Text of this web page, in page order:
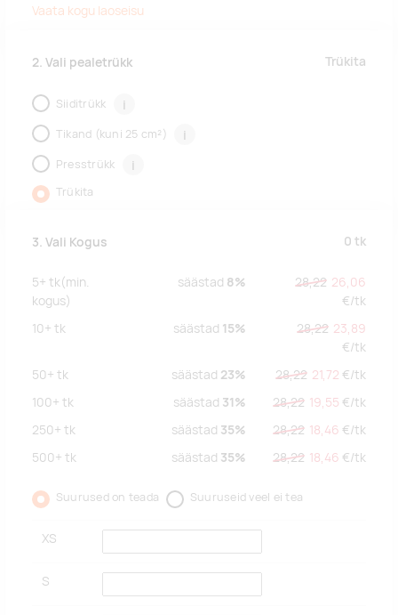
Vaata kogu laoseisu
2. Vali pealetrükk Trükita
Siiditrükk i
Tikand (kuni 25 cm²) i
Presstrükk i
Trükita
3. Vali Kogus 0 tk
5+ tk(min.
kogus)
säästad 8% 28,22 26,06
€/tk
10+ tk säästad 15% 28,22 23,89
€/tk
50+ tk säästad 23% 28,22 21,72 €/tk
100+ tk säästad 31% 28,22 19,55 €/tk
250+ tk säästad 35% 28,22 18,46 €/tk
500+ tk säästad 35% 28,22 18,46 €/tk
Suurused on teada Suuruseid veel ei tea
XS
S